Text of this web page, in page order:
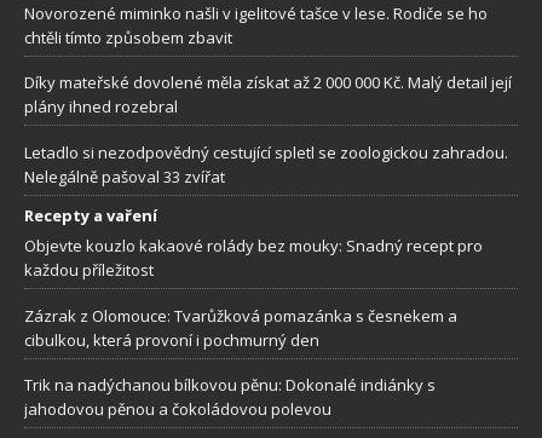
Novorozené miminko našli v igelitové tašce v lese. Rodiče se ho
chtěli tímto způsobem zbavit
Díky mateřské dovolené měla získat až 2 000 000 Kč. Malý detail její
plány ihned rozebral
Letadlo si nezodpovědný cestující spletl se zoologickou zahradou.
Nelegálně pašoval 33 zvířat
Recepty a vaření
Objevte kouzlo kakaové rolády bez mouky: Snadný recept pro
každou příležitost
Zázrak z Olomouce: Tvarůžková pomazánka s česnekem a
cibulkou, která provoní i pochmurný den
Trik na nadýchanou bílkovou pěnu: Dokonalé indiánky s
jahodovou pěnou a čokoládovou polevou